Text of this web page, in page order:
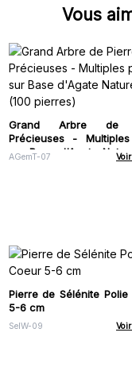
Vous
Grand Arbre de
Précieuses - Multiples
sur Base d'Agate
AGemT-07
Pierre de Sélénite
5-6 cm
SelW-09